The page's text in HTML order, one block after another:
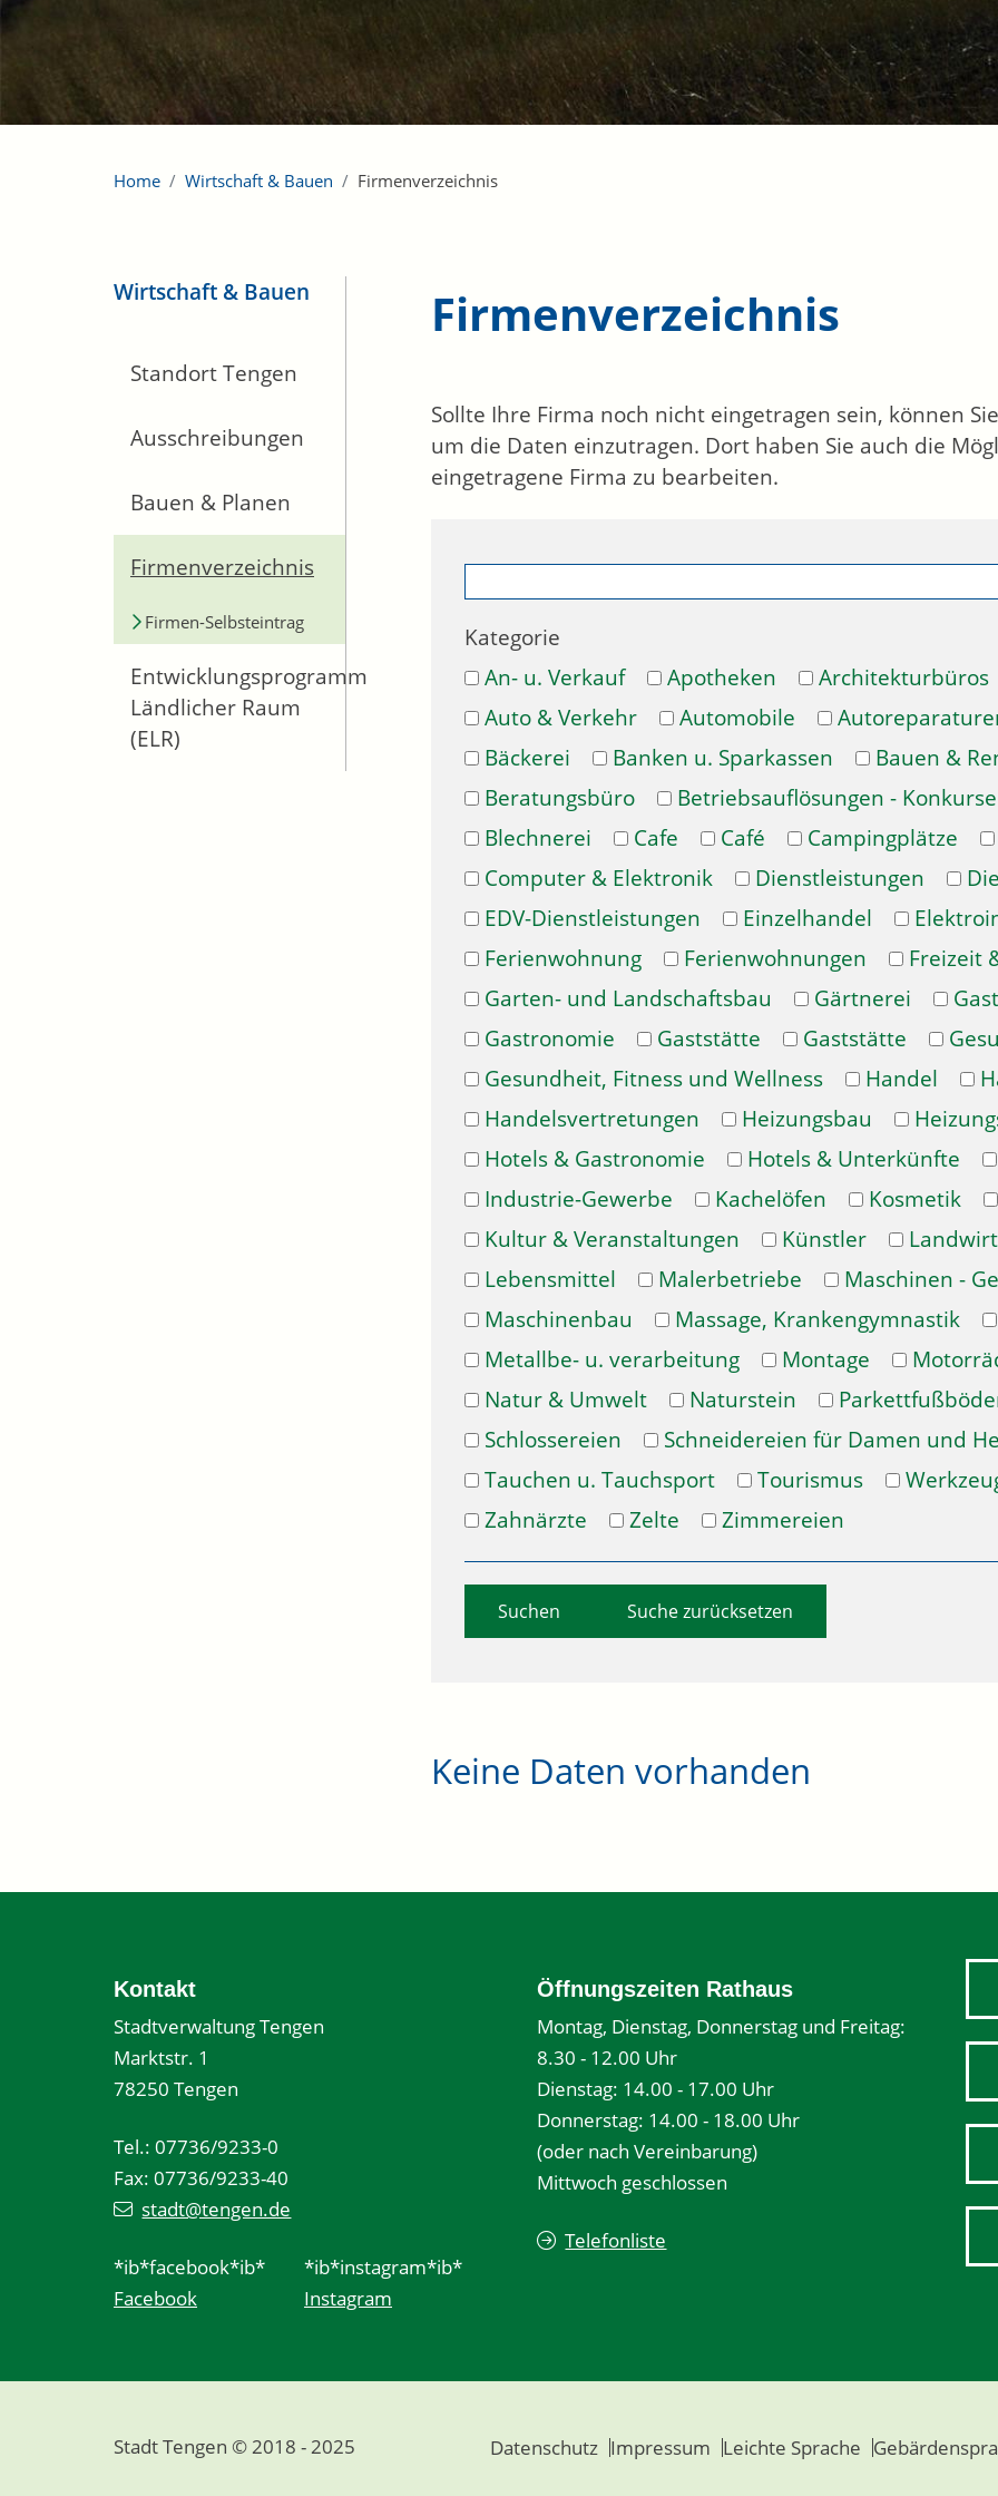
Home Wirtschaft & Bauen Firmenverzeichnis
Wirtschaft & Bauen
Standort Tengen
Ausschreibungen
Bauen & Planen
Firmenverzeichnis
Firmen-Selbsteintrag
Entwicklungsprogramm
Ländlicher Raum
(ELR)
Firmenverzeichnis
Sollte Ihre Firma noch nicht eingetragen sein, können
um die Daten einzutragen. Dort haben Sie auch die
eingetragene Firma zu bearbeiten.
Kategorie
An- u. Verkauf
Apotheken Architekturbüros
Auto & Verkehr
Automobile
Bäckerei
Banken u. Sparkassen Bauen &
Beratungsbüro
Betriebsauflösungen - Konkurse
Blechnerei
Cafe Café Campingplätze
Computer & Elektronik
Dienstleistungen
EDV-Dienstleistungen
Einzelhandel
Ferienwohnung
Ferienwohnungen Freizeit
Garten- und Landschaftsbau
Gärtnerei
Gastronomie
Gaststätte Gaststätte
Gesundheit, Fitness und Wellness
Handel
Handelsvertretungen
Heizungsbau
Hotels & Gastronomie
Hotels & Unterkünfte
Industrie-Gewerbe
Kachelöfen Kosmetik
Kultur & Veranstaltungen
Künstler
Lebensmittel
Malerbetriebe
Maschinen -
Maschinenbau
Massage, Krankengymnastik
Metallbe- u. verarbeitung
Montage
Natur & Umwelt
Naturstein
Schlossereien
Schneidereien für Damen und
Tauchen u. Tauchsport
Tourismus
Zahnärzte
Zelte Zimmereien
Suche zurücksetzen
Keine Daten vorhanden
Kontakt
Stadtverwaltung Tengen
Marktstr. 1
78250 Tengen
Tel.: 07736/9233-0
Fax: 07736/9233-40
stadt@tengen.de
*ib*facebook*ib*
Facebook
*ib*instagram*ib*
Instagram
Öffnungszeiten Rathaus
Montag, Dienstag, Donnerstag und Freitag:
8.30 - 12.00 Uhr
Dienstag: 14.00 - 17.00 Uhr
Donnerstag: 14.00 - 18.00 Uhr
(oder nach Vereinbarung)
Mittwoch geschlossen
Telefonliste
Stadt Tengen © 2018 - 2025 Datenschutz Impressum Leichte Sprache